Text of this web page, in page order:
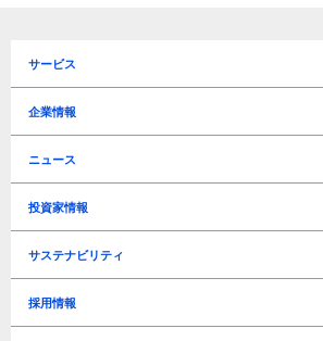
サービス
企業情報
トップメッセージ
企業理念
会社概要
役員一覧
沿革
所在地 / アクセス
ニュース
プレスリリース
お知らせ
投資家情報
IRリリース
IRカレンダー
経営方針
マーケティングソリューションズ事業戦略
トラベルテック事業戦略
新規事業戦略
ディスクロージャーポリシー
ライブラリー
中期経営計画
決算短信
決算説明資料
有価証券報告書
アニュアルレポート
業績・財務情報
連結経営指標
年度別業績推移
四半期別業績推移
株式情報
株式情報
株主関連
株主総会
配当
IRに関するお問い合わせ
よくあるご質問
電子公告
免責事項
サステナビリティ
サステナビリティ基本方針
リスク管理
事業継続計画基本方針
事業等のリスク
Environment（環境）
TCFD
環境負荷軽減
Social（社会）
情報セキュリティ
ビジネス
人材育成 / 職場環境 / 人権
Governance（ガバナンス）
Governance（ガバナンス）
ESGデータ
GRIガイドライン対照表
編集方針
採用情報